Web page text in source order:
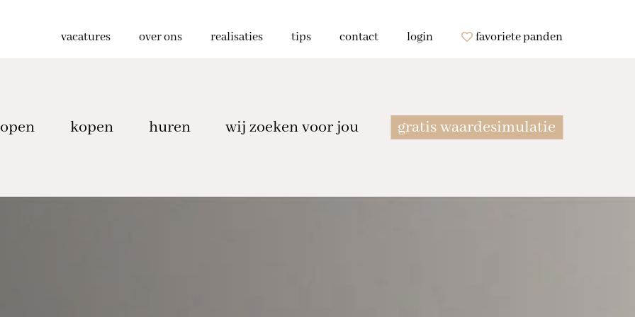
vacatures over ons realisaties tips contact login favoriete panden
kopen huren wij zoeken voor jou gratis waardesimulatie